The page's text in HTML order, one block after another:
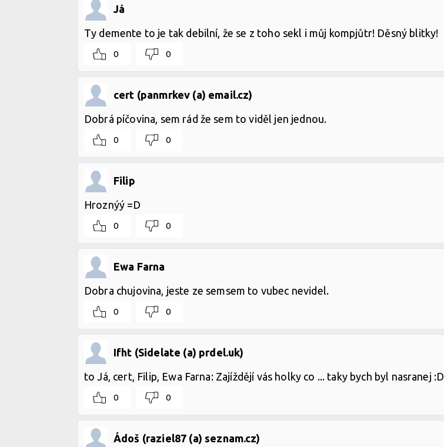
Já
Ty demente to je tak debilní, že se z toho sekl i můj kompjůtr! Děsný blitky!
0 0
cert (panmrkev (a) email.cz)
Dobrá píčovina, sem rád že sem to viděl jen jednou.
0 0
Filip
Hroznýý =D
0 0
Ewa Farna
Dobra chujovina, jeste ze semsem to vubec nevidel.
0 0
Ifht (Sidelate (a) prdel.uk)
to Já, cert, Filip, Ewa Farna: Zajíždějí vás holky co ... taky bych byl nasranej :D
0 0
Ádoš (raziel87 (a) seznam.cz)